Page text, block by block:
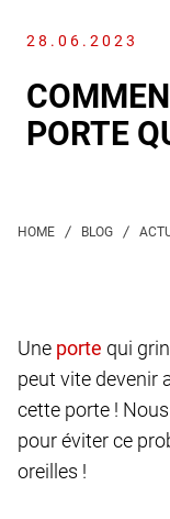
28.06.2023
PORTE
Une
qui
peut vite devenir
cette porte !
pour éviter ce
oreilles !